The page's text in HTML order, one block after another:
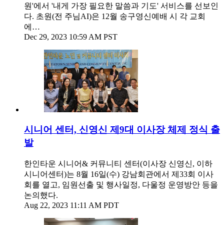
원'에서 '내게 가장 필요한 말씀과 기도' 서비스를 선보인
다. 초원(전 주님AI)은 12월 송구영신예배 시 각 교회
에…
Dec 29, 2023 10:59 AM PST
시니어 센터, 신영신 제9대 이사장 체제 정식 출
발
한인타운 시니어& 커뮤니티 센터(이사장 신영신, 이하
시니어센터)는 8월 16일(수) 강남회관에서 제33회 이사
회를 열고, 임원선출 및 행사일정, 다울정 운영방안 등을
논의했다.
Aug 22, 2023 11:11 AM PDT